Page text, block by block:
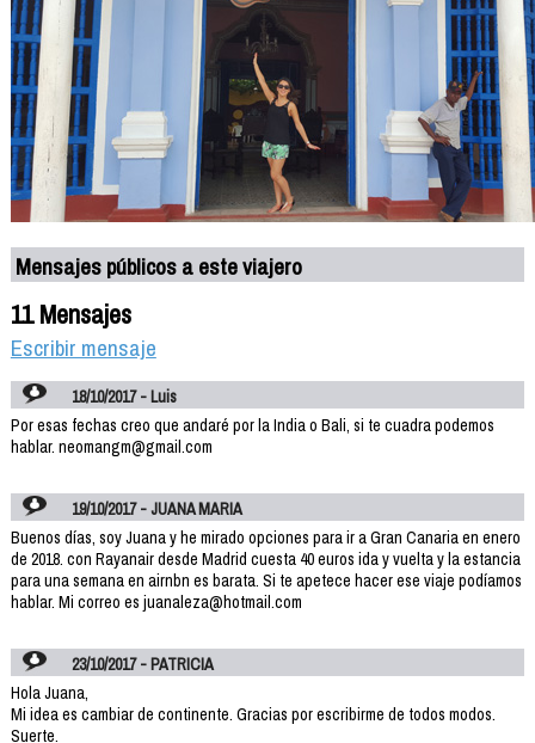
Mensajes públicos a este viajero
11 Mensajes
Escribir mensaje
18/10/2017 - Luis
Por esas fechas creo que andaré por la India o Bali, si te cuadra podemos
hablar. neomangm@gmail.com
19/10/2017 - JUANA MARIA
Buenos días, soy Juana y he mirado opciones para ir a Gran Canaria en enero
de 2018. con Rayanair desde Madrid cuesta 40 euros ida y vuelta y la estancia
para una semana en airnbn es barata. Si te apetece hacer ese viaje podíamos
hablar. Mi correo es juanaleza@hotmail.com
23/10/2017 - PATRICIA
Hola Juana,
Mi idea es cambiar de continente. Gracias por escribirme de todos modos.
Suerte.